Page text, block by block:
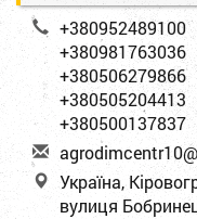
+380952489100
+380981763036
+380506279866
+380505204413
+380500137837
agrodimcentr1
Україна,
вулиця